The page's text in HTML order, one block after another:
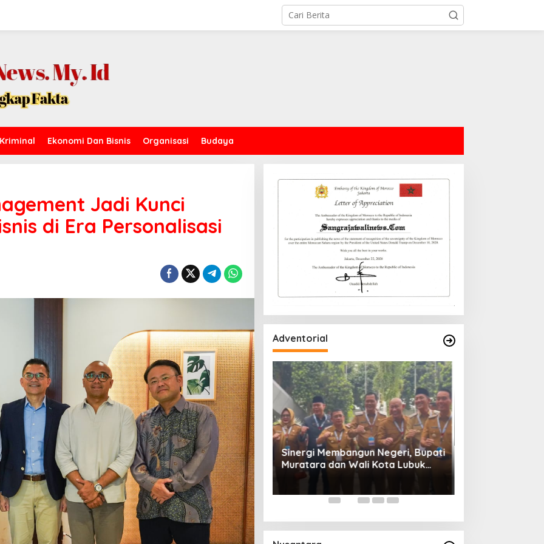
Ekonomi Dan Bisnis Organisasi Budaya
Jadi Kunci
di Era Personalisasi
Adventorial
Polsek Celala Gotong Royong
Meunasah dan Pembuatan Sumur
Bor Bantuan Kapolres Aceh
Tengah di Kuyun Uken
Sinergi Membangun Negeri, Bupati
Muratara dan Wali Kota Lubuk
Linggau Hadiri Rakornas 2026 Di